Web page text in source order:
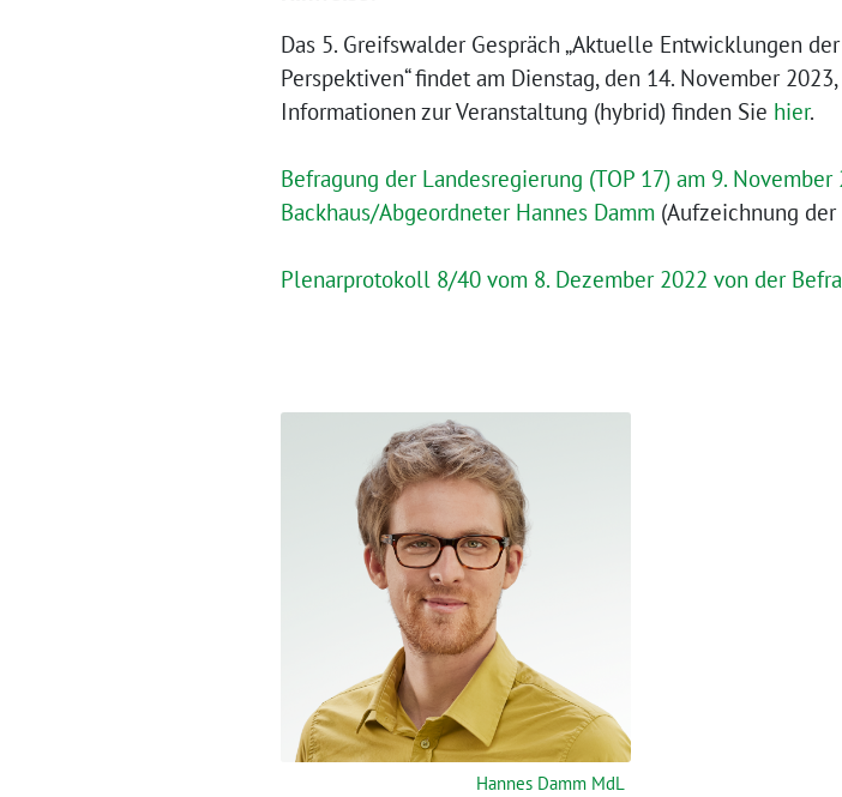
Das 5. Greifswalder Gespräch „Aktuelle Entwicklungen
Perspektiven“ findet am Dienstag, den 14. November
Informationen zur Veranstaltung (hybrid) finden Sie hier.
Befragung der Landesregierung (TOP 17) am 9.
Backhaus/Abgeordneter Hannes Damm (Aufzeichnung
Plenarprotokoll 8/40 vom 8. Dezember 2022 von der
Hannes Damm MdL